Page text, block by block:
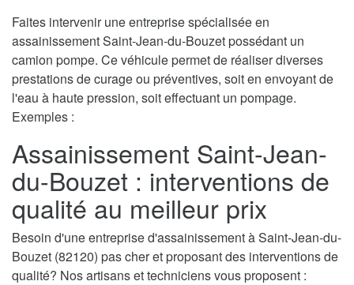
Faites intervenir une entreprise spécialisée en
assainissement Saint-Jean-du-Bouzet possédant un
camion pompe. Ce véhicule permet de réaliser diverses
prestations de curage ou préventives, soit en envoyant de
l'eau à haute pression, soit effectuant un pompage.
Exemples :
Assainissement Saint-Jean-
du-Bouzet : interventions de
qualité au meilleur prix
Besoin d'une entreprise d'assainissement à Saint-Jean-du-
Bouzet (82120) pas cher et proposant des interventions de
qualité? Nos artisans et techniciens vous proposent :